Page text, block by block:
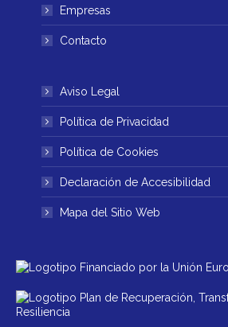
Empresas
Contacto
Aviso Legal
Política de Privacidad
Política de Cookies
Declaración de Accesibilidad
Mapa del Sitio Web